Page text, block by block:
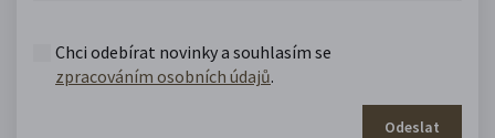
Chci odebírat novinky a souhlasím se
zpracováním osobních údajů.
Odeslat